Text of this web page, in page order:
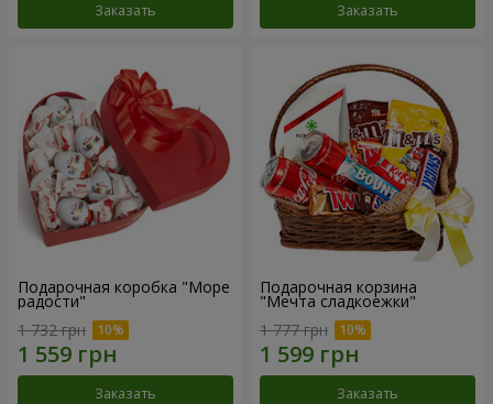
Заказать Заказать
Подарочная коробка "Море
радости"
1 732 грн
Заказать
Подарочная корзина
"Мечта сладкоежки"
1 777 грн
Заказать